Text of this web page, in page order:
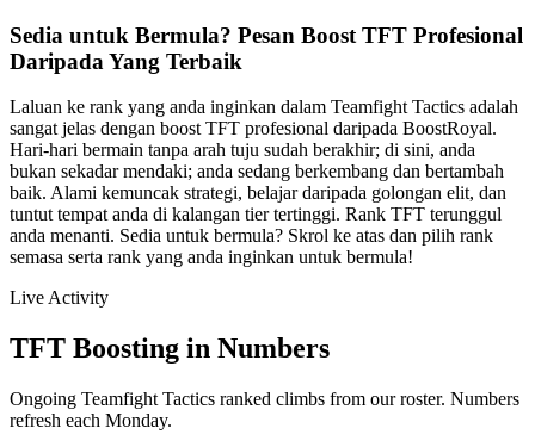
Sedia untuk Bermula? Pesan Boost TFT Profesional
Daripada Yang Terbaik
Laluan ke rank yang anda inginkan dalam Teamfight Tactics adalah
sangat jelas dengan boost TFT profesional daripada BoostRoyal.
Hari-hari bermain tanpa arah tuju sudah berakhir; di sini, anda
bukan sekadar mendaki; anda sedang berkembang dan bertambah
baik. Alami kemuncak strategi, belajar daripada golongan elit, dan
tuntut tempat anda di kalangan tier tertinggi. Rank TFT terunggul
anda menanti. Sedia untuk bermula? Skrol ke atas dan pilih rank
semasa serta rank yang anda inginkan untuk bermula!
Live Activity
TFT Boosting in Numbers
Ongoing Teamfight Tactics ranked climbs from our roster. Numbers
refresh each Monday.